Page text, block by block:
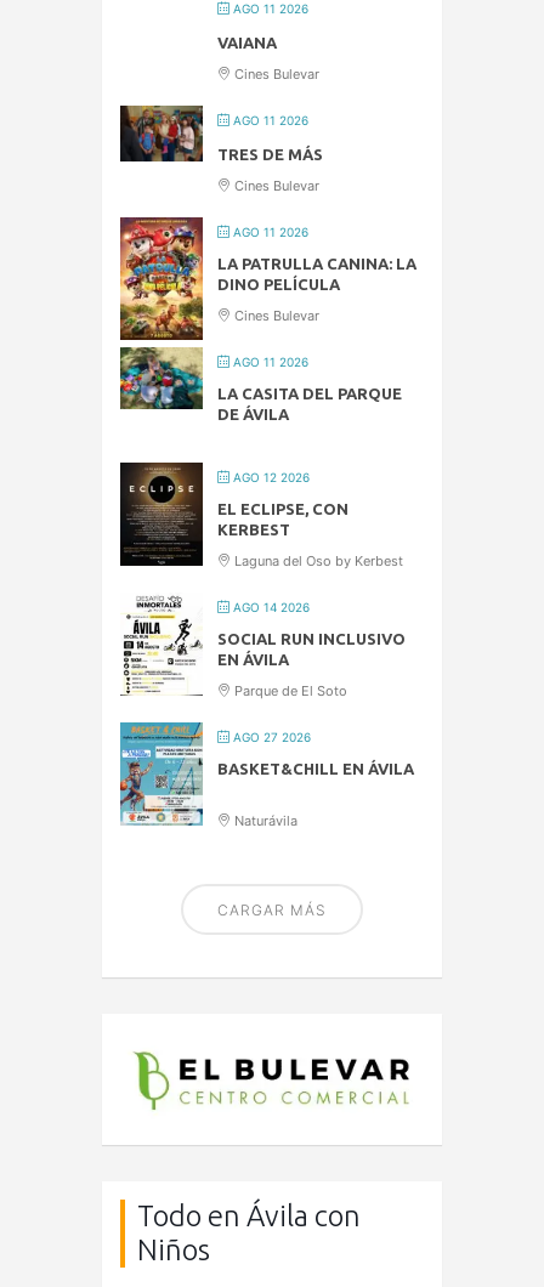
AGO 11 2026
VAIANA
Cines Bulevar
AGO 11 2026
TRES DE MÁS
Cines Bulevar
AGO 11 2026
LA PATRULLA CANINA: LA
DINO PELÍCULA
Cines Bulevar
AGO 11 2026
LA CASITA DEL PARQUE
DE ÁVILA
AGO 12 2026
EL ECLIPSE, CON
KERBEST
Laguna del Oso by Kerbest
AGO 14 2026
SOCIAL RUN INCLUSIVO
EN ÁVILA
Parque de El Soto
AGO 27 2026
BASKET&CHILL EN ÁVILA
Naturávila
CARGAR MÁS
Todo en Ávila con
Niños